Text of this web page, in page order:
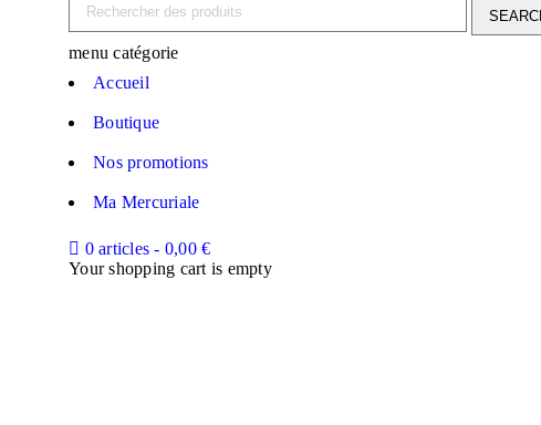
menu catégorie
Accueil
Boutique
Nos promotions
Ma Mercuriale
0 articles - 0,00 €
Your shopping cart is empty